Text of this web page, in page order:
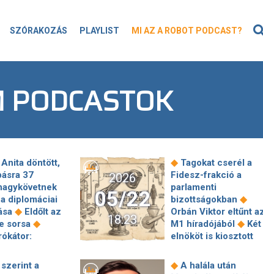
SZÓRAKOZÁS PLAYLIST MI AZ A ROBOT PODCAST?
Anita döntött,
37
diplomáciai
◆ Eldőlt az
sorsa ◆
2026
05/22
18:23
◆ Tagokat cserél a
Fidesz-frakció a
parlamenti
bizottságokban ◆
Orbán Viktor eltűnt
M1 híradójából ◆ Két
elnököt is kiosztott
beleállt Balog
szerint a
◆ A halála után